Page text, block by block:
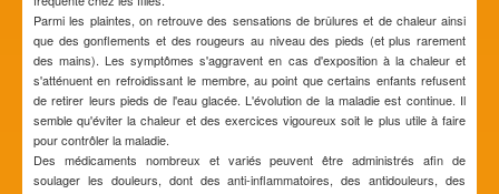
Parmi les plaintes, on retrouve des sensations de brûlures et de chaleur ainsi
que des gonflements et des rougeurs au niveau des pieds (et plus rarement
des mains). Les symptômes s'aggravent en cas d'exposition à la chaleur et
s'atténuent en refroidissant le membre, au point que certains enfants refusent
de retirer leurs pieds de l'eau glacée. L'évolution de la maladie est continue. Il
semble qu'éviter la chaleur et des exercices vigoureux soit le plus utile à faire
pour contrôler la maladie.
Des médicaments nombreux et variés peuvent être administrés afin de
soulager les douleurs, dont des anti-inflammatoires, des antidouleurs, des